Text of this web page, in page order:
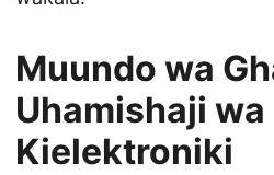
Muundo wa
Uhamishaji wa
Kielektroniki